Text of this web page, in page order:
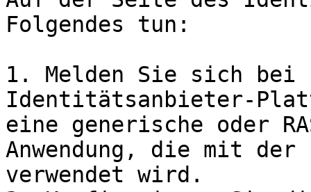
Folgendes tun:
1. Melden Sie sich bei
Identitätsanbieter-
eine generische oder
Anwendung, die mit der
verwendet wird.